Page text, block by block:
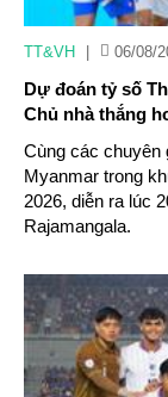
TT&VH 06/08/
Dự đoán tỷ số
Chủ nhà thắng
Cùng các chuyên
Myanmar trong
2026, diễn ra lúc
Rajamangala.